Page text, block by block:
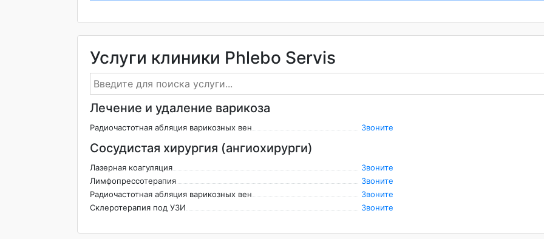
Услуги клиники Phlebo Servis
Лечение и удаление варикоза
Радиочастотная абляция варикозных вен Звоните
Сосудистая хирургия (ангиохирурги)
Лазерная коагуляция
Звоните
Лимфопрессотерапия
Звоните
Радиочастотная абляция варикозных вен
Звоните
Склеротерапия под УЗИ
Звоните